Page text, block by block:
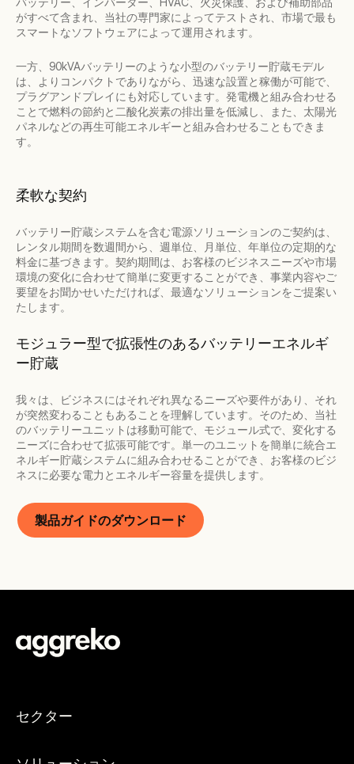
がすべて含まれ、当社の専門家によってテストされ、市場で最も
スマートなソフトウェアによって運用されます。
一方、90kVAバッテリーのような小型のバッテリー貯蔵モデル
は、よりコンパクトでありながら、迅速な設置と稼働が可能で、
プラグアンドプレイにも対応しています。発電機と組み合わせる
ことで燃料の節約と二酸化炭素の排出量を低減し、また、太陽光
パネルなどの再生可能エネルギーと組み合わせることもできま
す。
柔軟な契約
バッテリー貯蔵システムを含む電源ソリューションのご契約は、
レンタル期間を数週間から、週単位、月単位、年単位の定期的な
料金に基づきます。契約期間は、お客様のビジネスニーズや市場
環境の変化に合わせて簡単に変更することができ、事業内容やご
要望をお聞かせいただければ、最適なソリューションをご提案い
たします。
モジュラー型で拡張性のあるバッテリーエネルギ
ー貯蔵
我々は、ビジネスにはそれぞれ異なるニーズや要件があり、それ
が突然変わることもあることを理解しています。そのため、当社
のバッテリーユニットは移動可能で、モジュール式で、変化する
ニーズに合わせて拡張可能です。単一のユニットを簡単に統合エ
ネルギー貯蔵システムに組み合わせることができ、お客様のビジ
ネスに必要な電力とエネルギー容量を提供します。
製品ガイドのダウンロード
セクター